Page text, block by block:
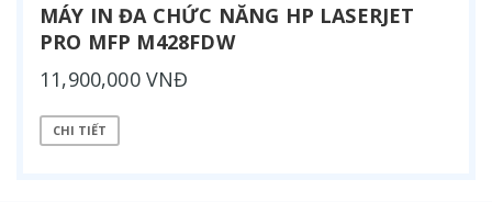
MÁY IN ĐA CHỨC NĂNG HP LASERJET
PRO MFP M428FDW
11,900,000 VNĐ
CHI TIẾT